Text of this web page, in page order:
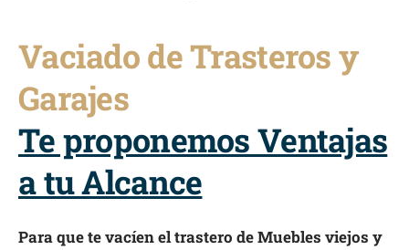
Vaciado de Trasteros y
Garajes
Te proponemos Ventajas
a tu Alcance
Para que te vacíen el trastero de Muebles viejos y